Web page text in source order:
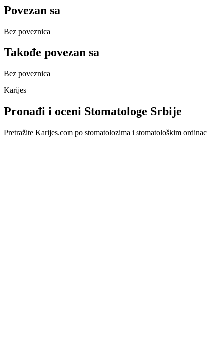
Povezan sa
Bez poveznica
Takođe povezan sa
Bez poveznica
Karijes
Pronađi i oceni Stomatologe Srbije
Pretražite Karijes.com po stomatolozima i stomatološkim